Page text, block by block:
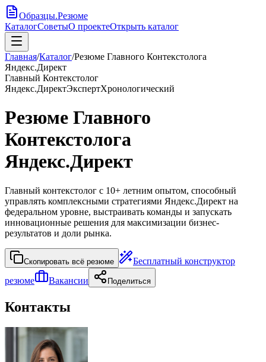
Образцы.Резюме
КаталогСоветыО проектеОткрыть каталог
Главная/Каталог/Резюме Главного Контекстолога
Яндекс.Директ
Главный Контекстолог
Яндекс.ДиректЭкспертХронологический
Резюме Главного
Контекстолога
Яндекс.Директ
Главный контекстолог с 10+ летним опытом, способный
управлять комплексными стратегиями Яндекс.Директ на
федеральном уровне, выстраивать команды и запускать
инновационные решения для максимизации бизнес-
результатов и доли рынка.
Скопировать всё резюме
Бесплатный конструктор
резюме
Вакансии Поделиться
Контакты